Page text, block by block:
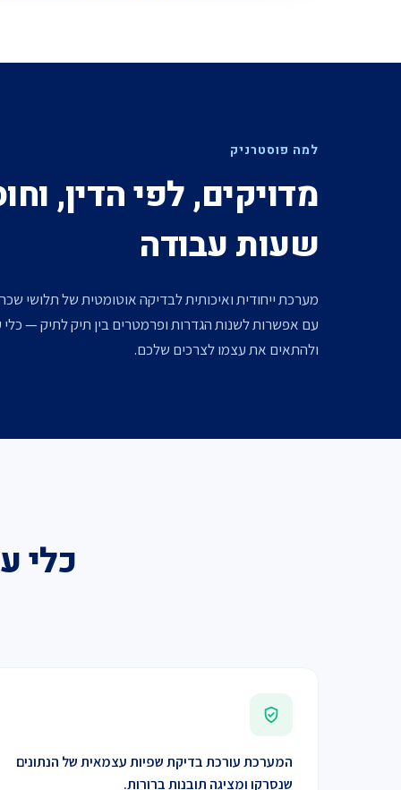
למה פוסטרניק
מדויקים, לפי הדין,
שעות עבודה
מערכת ייחודית ואיכותית לבדיקה אוטומטית של תלושי
עם אפשרות לשנות הגדרות ופרמטרים בין תיק לתיק — כלי
ולהתאים את עצמו לצרכים שלכם.
כלי
המערכת עורכת בדיקת שפיות עצמאית של הנתונים
שנסרקו ומציגה תובנות ברורות.